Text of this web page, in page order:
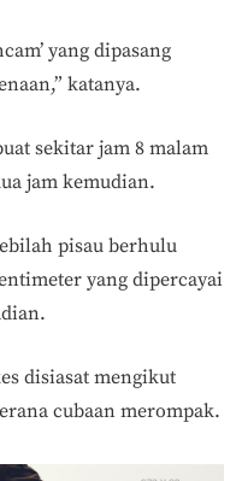
yang dipasang
katanya.
sekitar jam 8 malam
jam kemudian.
pisau berhulu
yang dipercayai
disiasat mengikut
cubaan merompak.